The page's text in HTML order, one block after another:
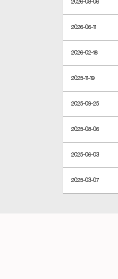
2026-08-06
2026-06-11
2026-02-18
2025-11-19
2025-09-25
2025-08-06
2025-06-03
2025-03-07